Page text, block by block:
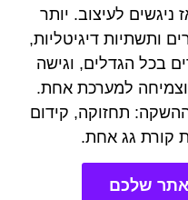
לעיצוב. יותר
ותשתיות דיגיטליות,
בכל הגדלים, וגישה
וצמיחה למערכת אחת.
תחזוקה, קידום
קורת גג אחת.
שלכם